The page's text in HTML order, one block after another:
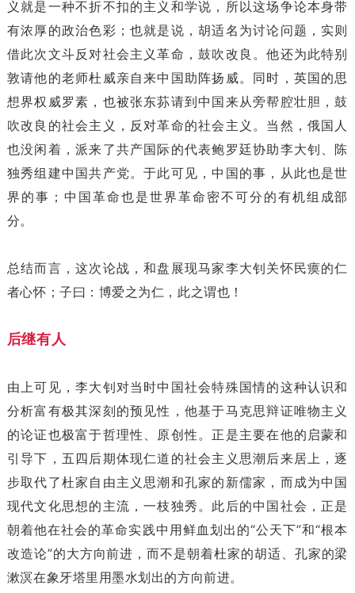
义就是一种不折不扣的主义和学说，所以这场争论本身带
有浓厚的政治色彩；也就是说，胡适名为讨论问题，实则
借此次文斗反对社会主义革命，鼓吹改良。他还为此特别
敦请他的老师杜威亲自来中国助阵扬威。同时，英国的思
想界权威罗素，也被张东荪请到中国来从旁帮腔壮胆，鼓
吹改良的社会主义，反对革命的社会主义。当然，俄国人
也没闲着，派来了共产国际的代表鲍罗廷协助李大钊、陈
独秀组建中国共产党。于此可见，中国的事，从此也是世
界的事；中国革命也是世界革命密不可分的有机组成部
分。
总结而言，这次论战，和盘展现马家李大钊关怀民瘼的仁
者心怀；子曰：博爱之为仁，此之谓也！
后继有人
由上可见，李大钊对当时中国社会特殊国情的这种认识和
分析富有极其深刻的预见性，他基于马克思辩证唯物主义
的论证也极富于哲理性、原创性。正是主要在他的启蒙和
引导下，五四后期体现仁道的社会主义思潮后来居上，逐
步取代了杜家自由主义思潮和孔家的新儒家，而成为中国
现代文化思想的主流，一枝独秀。此后的中国社会，正是
朝着他在社会的革命实践中用鲜血划出的“公天下”和“根本
改造论”的大方向前进，而不是朝着杜家的胡适、孔家的梁
漱溟在象牙塔里用墨水划出的方向前进。